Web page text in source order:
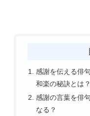
感謝を伝える俳
和楽の秘訣とは？
感謝の言葉を俳
なる？